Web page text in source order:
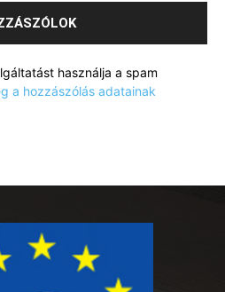
használja a spam
a hozzászólás adatainak